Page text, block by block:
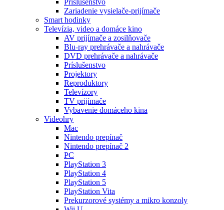
Zariadenie vysielače-prijímače
Smart hodinky
Televízia, video a domáce kino
AV prijímače a zosilňovače
Blu-ray prehrávače a nahrávače
DVD prehrávače a nahrávače
Príslušenstvo
Projektory
Reproduktory
Televízory
TV prijímače
Vybavenie domáceho kina
Videohry
Mac
Nintendo prepínač
Nintendo prepínač 2
PC
PlayStation 3
PlayStation 4
PlayStation 5
PlayStation Vita
Prekurzorové systémy a mikro konzoly